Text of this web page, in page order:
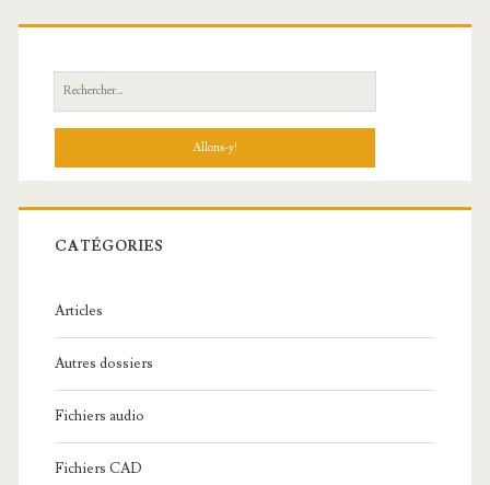
R
e
h
r
c
:
CATÉGORIES
Articles
Autres dossiers
Fichiers audio
Fichiers CAD